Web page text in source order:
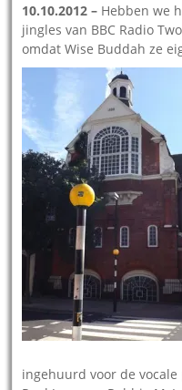
10.10.2012 – Hebben we
jingles van BBC Radio
omdat Wise Buddah ze
ingehuurd voor de